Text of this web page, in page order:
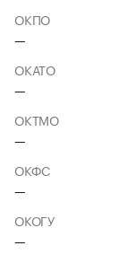
ОКПО
—
ОКАТО
—
ОКТМО
—
ОКФС
—
ОКОГУ
—